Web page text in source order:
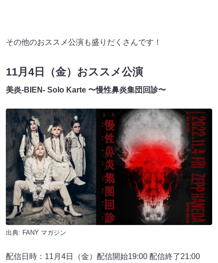
その他のおススメ公演も盛りだくさんです！
11月4日（金）おススメ公演
美炎-BIEN- Solo Karte 〜慢性⿐炎集団回診〜
出典: FANY マガジン
配信日時：11月4日（金）配信開始19:00 配信終了21:00